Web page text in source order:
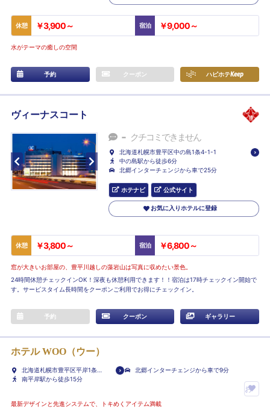
休憩 ￥3,900～ 宿泊 ￥9,000～
水がテーマの癒しの空間
予約 クーポン ハピホテKeep
ヴィーナスコート
- クチコミできません
北海道札幌市豊平区中の島1条4-1-1
中の島駅から徒歩6分
北郷インターチェンジから車で25分
ホテナビ 公式サイト
お気に入りホテルに登録
休憩 ￥3,800～ 宿泊 ￥6,800～
窓が大きいお部屋の、豊平川越しの藻岩山は写真に収めたい景色。
24時間休憩チェックインOK！深夜も休憩利用できます！！宿泊は17時チェックイン開始で
す。サービスタイム長時間をクーポンご利用でお得にチェックイン。
予約 クーポン ギャラリー
ホテル WOO（ウー）
北海道札幌市豊平区平岸1条
12-1-76
北郷インターチェンジから車で9分
南平岸駅から徒歩15分
お
最新デザインと先進システムで、トキめくアイテム満載